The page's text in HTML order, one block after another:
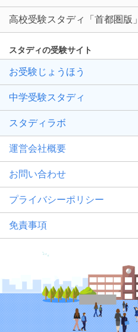
高校受験スタディ「首都圏版」
スタディの受験サイト
お受験じょうほう
中学受験スタディ
スタディラボ
運営会社概要
お問い合わせ
プライバシーポリシー
免責事項